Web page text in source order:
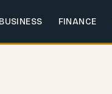
FINANCE